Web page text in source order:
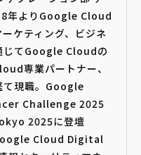
年よりGoogle Cloud
ケティング、ビジネ
じてGoogle Cloudの
専業パートナー、
て現職。Google
Challenge 2025
2025に登壇
Cloud Digital